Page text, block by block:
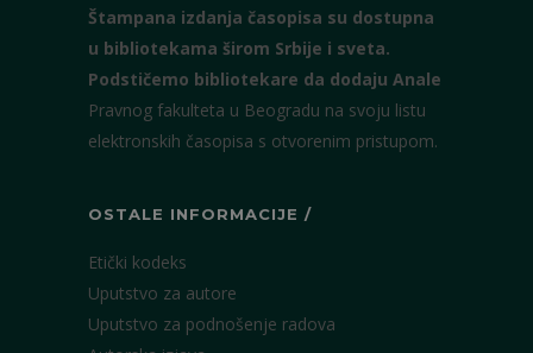
Štampana izdanja časopisa su dostupna
u bibliotekama širom Srbije i sveta.
Podstičemo bibliotekare da dodaju Anale
Pravnog fakulteta u Beogradu na svoju listu
elektronskih časopisa s otvorenim pristupom.
OSTALE INFORMACIJE /
Etički kodeks
Uputstvo za autore
Uputstvo za podnošenje radova